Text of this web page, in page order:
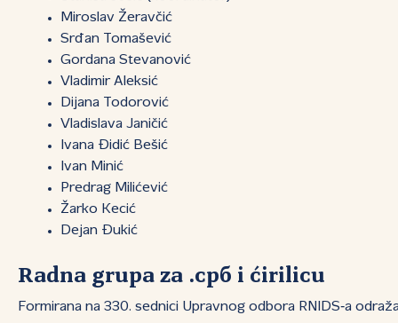
Miroslav Žeravčić
Srđan Tomašević
Gordana Stevanović
Vladimir Aleksić
Dijana Todorović
Vladislava Janičić
Ivana Đidić Bešić
Ivan Minić
Predrag Milićević
Žarko Kecić
Dejan Đukić
Radna grupa za .срб i ćirilicu
Formirana na 330. sednici Upravnog odbora RNIDS‑a